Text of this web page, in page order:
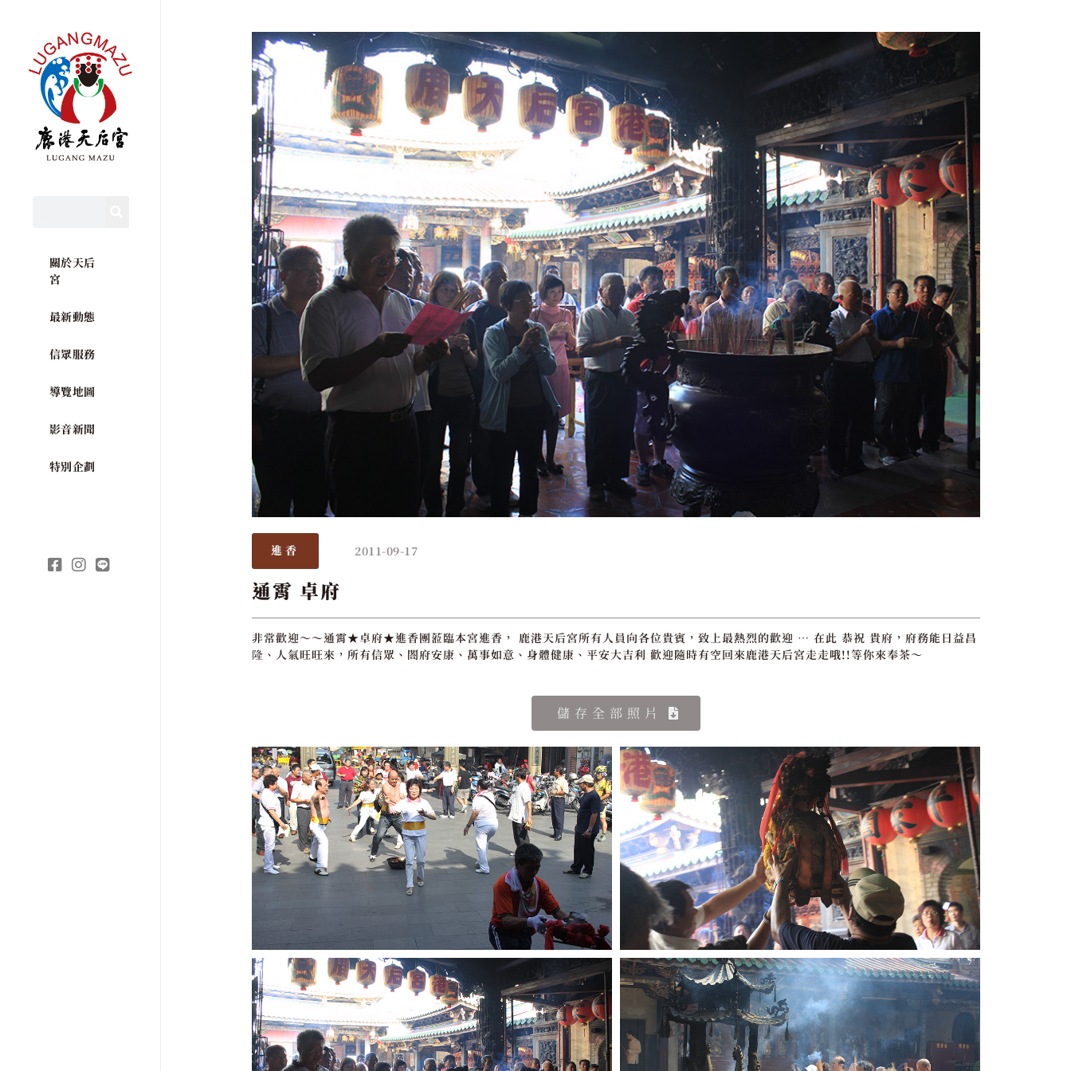
關於天后
宮
最新動態
信眾服務
導覽地圖
影音新聞
特別企劃
進香 2011-09-17
通霄 卓府
非常歡迎～～通霄★卓府★進香團蒞臨本宮進香， 鹿港天后宮所有人員向各位貴賓，致上最熱烈的歡迎 … 在此 恭祝 貴府，府務能日益昌
隆、人氣旺旺來，所有信眾、閤府安康、萬事如意、身體健康、平安大吉利 歡迎隨時有空回來鹿港天后宮走走哦!!等你來奉茶～
儲存全部照片